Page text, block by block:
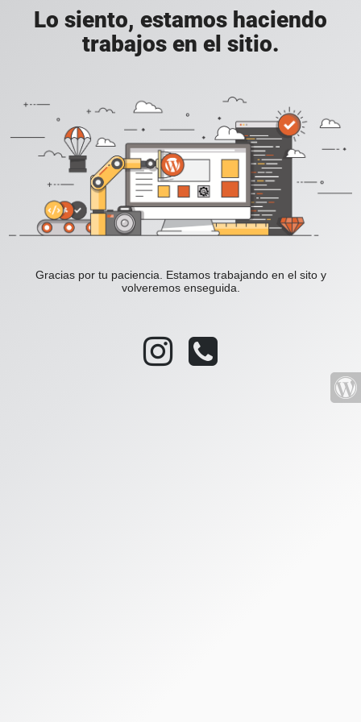
Lo siento, estamos haciendo
trabajos en el sitio.
Gracias por tu paciencia. Estamos trabajando en el sito y
volveremos enseguida.